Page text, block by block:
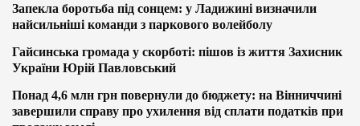
Запекла боротьба під сонцем: у Ладижині визначили
найсильніші команди з паркового волейболу
Гайсинська громада у скорботі: пішов із життя Захисник
України Юрій Павловський
Понад 4,6 млн грн повернули до бюджету: на Вінниччині
завершили справу про ухилення від сплати податків при